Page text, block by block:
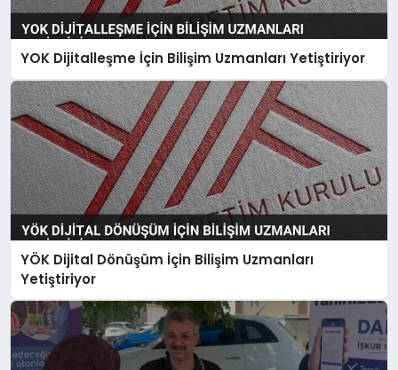
YOK Dijitalleşme İçin Bilişim Uzmanları Yetiştiriyor
YÖK Dijital Dönüşüm İçin Bilişim Uzmanları
Yetiştiriyor